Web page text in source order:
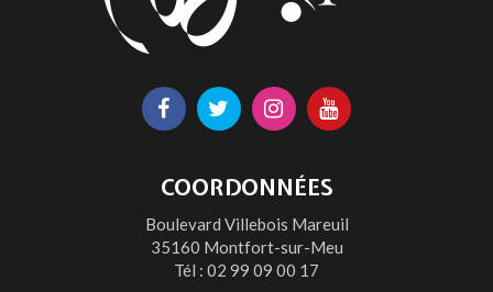
Lien
le
compte
Facebook
Lien
le
compte
Twitter
Lien
le
compte
Instagram
Lien
la
chaîne
Youtube
COORDONNÉES
Boulevard Villebois Mareuil
35160 Montfort-sur-Meu
Tél : 02 99 09 00 17